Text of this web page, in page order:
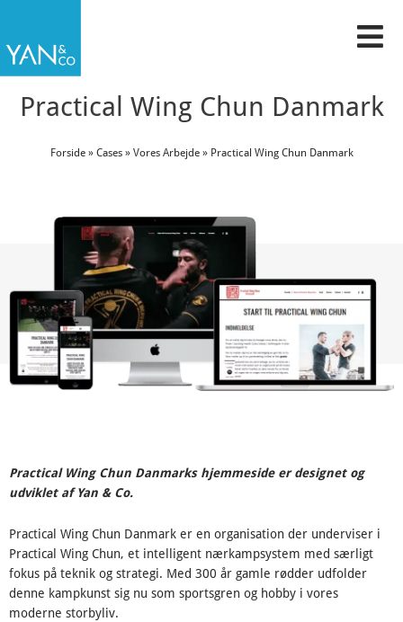
indholdet
Practical Wing Chun Danmark
Forside»Cases»Vores Arbejde» Practical Wing Chun Danmark
Practical Wing Chun Danmarks hjemmeside er designet og
udviklet af Yan & Co.
Practical Wing Chun Danmark er en organisation der underviser i
Practical Wing Chun, et intelligent nærkampsystem med særligt
fokus på teknik og strategi. Med 300 år gamle rødder udfolder
denne kampkunst sig nu som sportsgren og hobby i vores
moderne storbyliv.